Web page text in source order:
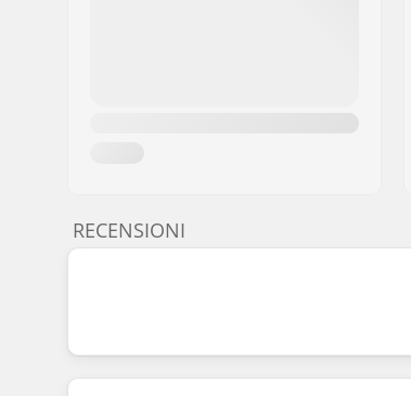
RECENSIONI